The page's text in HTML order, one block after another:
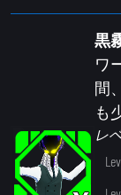
黒
ワ
間
も
レ